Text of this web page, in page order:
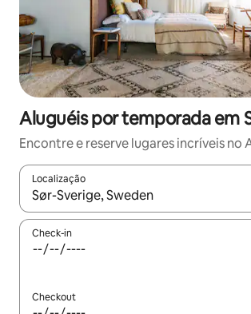
Aluguéis por temporada em
Encontre e reserve lugares incríveis no
Localização
Quando os resultados estiverem
Check-in
Checkout